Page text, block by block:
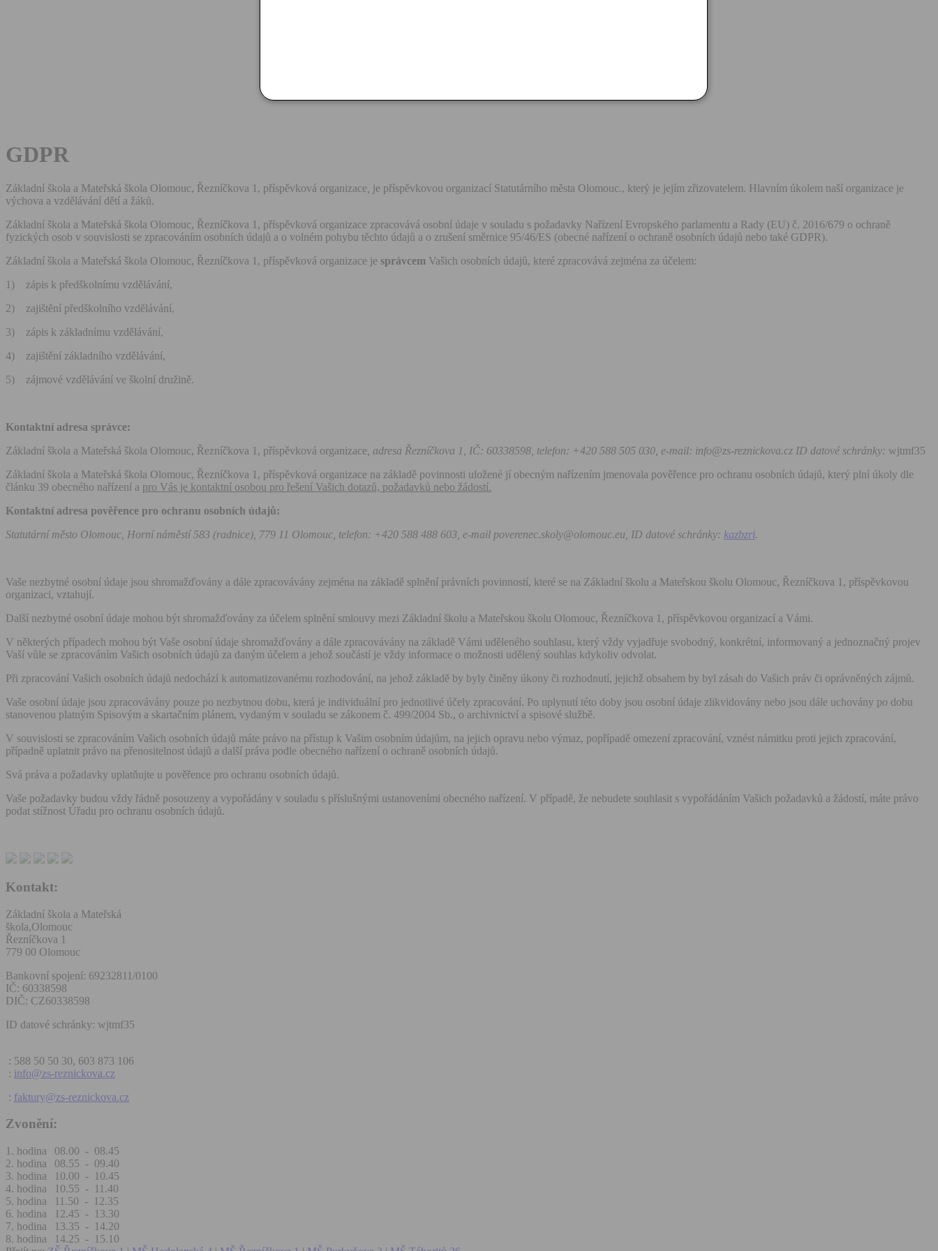
GDPR
Základní škola a Mateřská škola Olomouc, Řezníčkova 1, příspěvková organizace je příspěvkovou organizací Statutárního města Olomouc., který je jejím zřizovatelem. Hlavním úkolem naší organizace je
výchova a vzdělávání dětí a žáků.
Základní škola a Mateřská škola Olomouc, Řezníčkova 1, příspěvková organizace zpracovává osobní údaje v souladu s požadavky Nařízení Evropského parlamentu a Rady (EU) č. 2016/679 o ochraně
fyzických osob v souvislosti se zpracováním osobních údajů a o volném pohybu těchto údajů a o zrušení směrnice 95/46/ES (obecné nařízení o ochraně osobních údajů nebo také GDPR).
Základní škola a Mateřská škola Olomouc, Řezníčkova 1, příspěvková organizace je správcem Vašich osobních údajů, které zpracovává zejména za účelem:
1) zápis k předškolnímu vzdělávání,
2) zajištění předškolního vzdělávání,
3) zápis k základnímu vzdělávání,
4) zajištění základního vzdělávání,
5) zájmové vzdělávání ve školní družině.
Kontaktní adresa správce:
Základní škola a Mateřská škola Olomouc, Řezníčkova 1, příspěvková organizace , adresa Řezníčkova 1, IČ: 60338598, telefon: +420 588 505 030, e-mail: info@zs-reznickova.cz ID datové schránky: wjtmf35
Základní škola a Mateřská škola Olomouc, Řezníčkova 1, příspěvková organizace na základě povinnosti uložené jí obecným nařízením jmenovala pověřence pro ochranu osobních údajů, který plní úkoly dle
článku 39 obecného nařízení a pro Vás je kontaktní osobou pro řešení Vašich dotazů, požadavků nebo žádostí.
Kontaktní adresa pověřence pro ochranu osobních údajů:
Statutární město Olomouc, Horní náměstí 583 (radnice), 779 11 Olomouc, telefon: +420 588 488 603, e-mail poverenec.skoly@olomouc.eu, ID datové schránky: kazbzri.
Vaše nezbytné osobní údaje jsou shromažďovány a dále zpracovávány zejména na základě splnění právních povinností, které se na Základní školu a Mateřskou školu Olomouc, Řezníčkova 1, příspěvkovou
organizaci, vztahují.
Další nezbytné osobní údaje mohou být shromažďovány za účelem splnění smlouvy mezi Základní školu a Mateřskou školu Olomouc, Řezníčkova 1, příspěvkovou organizací a Vámi.
V některých případech mohou být Vaše osobní údaje shromažďovány a dále zpracovávány na základě Vámi uděleného souhlasu, který vždy vyjadřuje svobodný, konkrétní, informovaný a jednoznačný projev
Vaší vůle se zpracováním Vašich osobních údajů za daným účelem a jehož součástí je vždy informace o možnosti udělený souhlas kdykoliv odvolat.
Při zpracování Vašich osobních údajů nedochází k automatizovanému rozhodování, na jehož základě by byly činěny úkony či rozhodnutí, jejichž obsahem by byl zásah do Vašich práv či oprávněných zájmů.
Vaše osobní údaje jsou zpracovávány pouze po nezbytnou dobu, která je individuální pro jednotlivé účely zpracování. Po uplynutí této doby jsou osobní údaje zlikvidovány nebo jsou dále uchovány po dobu
stanovenou platným Spisovým a skartačním plánem, vydaným v souladu se zákonem č. 499/2004 Sb., o archivnictví a spisové službě.
V souvislosti se zpracováním Vašich osobních údajů máte právo na přístup k Vašim osobním údajům, na jejich opravu nebo výmaz, popřípadě omezení zpracování, vznést námitku proti jejich zpracování,
případně uplatnit právo na přenositelnost údajů a další práva podle obecného nařízení o ochraně osobních údajů.
Svá práva a požadavky uplatňujte u pověřence pro ochranu osobních údajů.
Vaše požadavky budou vždy řádně posouzeny a vypořádány v souladu s příslušnými ustanoveními obecného nařízení. V případě, že nebudete souhlasit s vypořádáním Vašich požadavků a žádostí, máte právo
podat stížnost Úřadu pro ochranu osobních údajů.
Kontakt:
Základní škola a Mateřská
škola,Olomouc
Řezníčkova 1
779 00 Olomouc
Bankovní spojení: 69232811/0100
IČ: 60338598
DIČ: CZ60338598
ID datové schránky: wjtmf35
: 588 50 50 30, 603 873 106
: info@zs-reznickova.cz
: faktury@zs-reznickova.cz
Zvonění:
1. hodina
2. hodina
3. hodina
4. hodina
5. hodina
6. hodina
7. hodina
8. hodina
08.00 - 08.45
08.55 - 09.40
10.00 - 10.45
10.55 - 11.40
11.50 - 12.35
12.45 - 13.30
13.35 - 14.20
14.25 - 15.10